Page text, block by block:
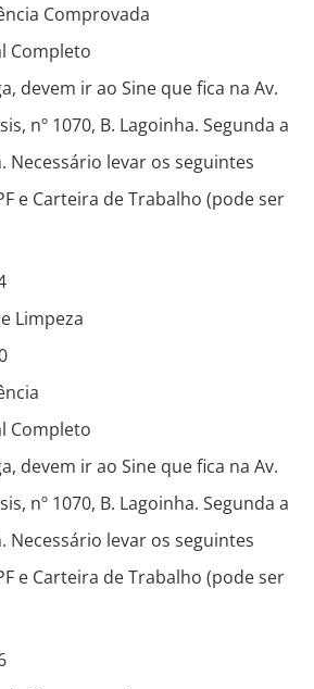
Comprovada
Completo
devem ir ao Sine que fica na Av.
nº 1070, B. Lagoinha. Segunda a
Necessário levar os seguintes
e Carteira de Trabalho (pode ser
Limpeza
Completo
devem ir ao Sine que fica na Av.
nº 1070, B. Lagoinha. Segunda a
Necessário levar os seguintes
e Carteira de Trabalho (pode ser